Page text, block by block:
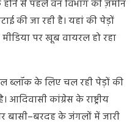
से पहले वन विभाग की ज़मीन
की जा रही है। यहां की पेड़ों
पर खूब वायरल हो रहा
ब्लॉक के लिए चल रही पेड़ों की
कांग्रेस के राष्ट्रीय
बासी–बरदह के जंगलों में जारी